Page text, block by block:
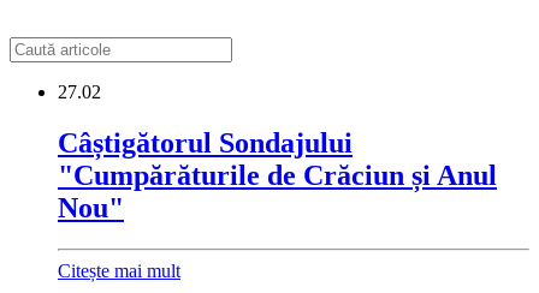
27.02
Câștigătorul Sondajului
"Cumpărăturile de Crăciun și Anul
Nou"
Citește mai mult